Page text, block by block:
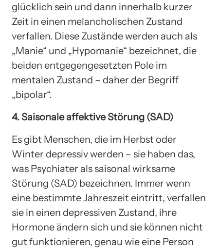
glücklich sein und dann innerhalb kurzer
Zeit in einen melancholischen Zustand
verfallen. Diese Zustände werden auch als
„Manie“ und „Hypomanie“ bezeichnet, die
beiden entgegengesetzten Pole im
mentalen Zustand – daher der Begriff
„bipolar“.
4. Saisonale affektive Störung (SAD)
Es gibt Menschen, die im Herbst oder
Winter depressiv werden – sie haben das,
was Psychiater als saisonal wirksame
Störung (SAD) bezeichnen. Immer wenn
eine bestimmte Jahreszeit eintritt, verfallen
sie in einen depressiven Zustand, ihre
Hormone ändern sich und sie können nicht
gut funktionieren, genau wie eine Person